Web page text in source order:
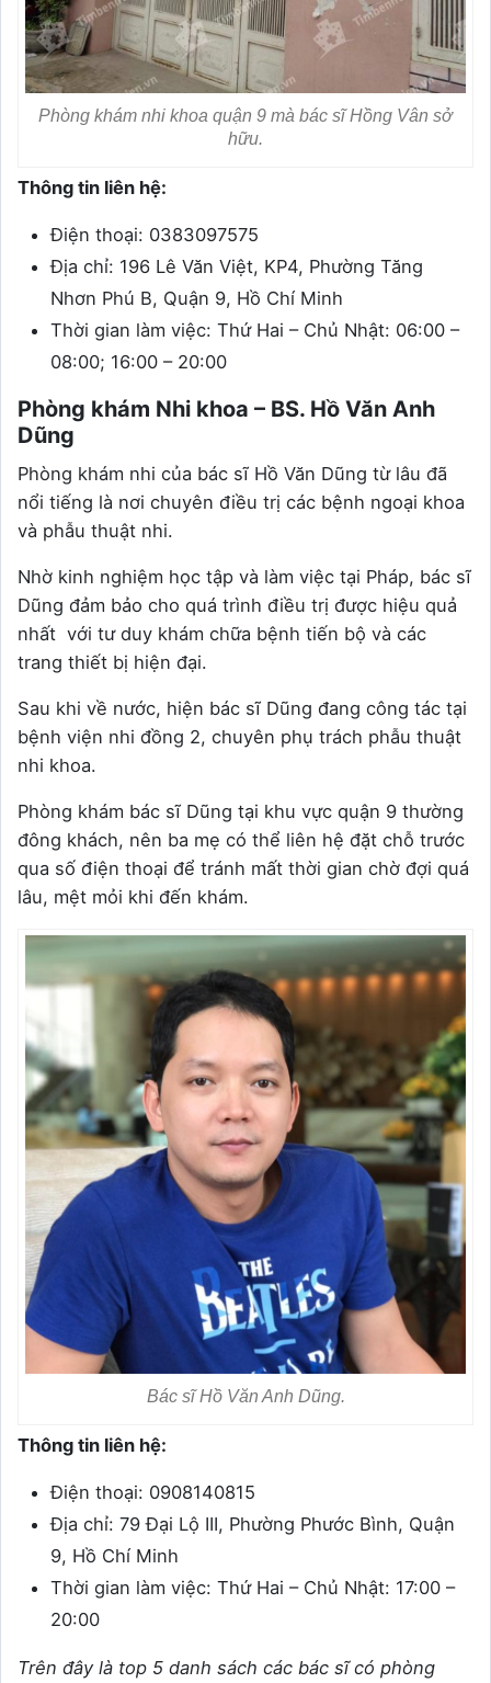
Phòng khám nhi khoa quận 9 mà bác sĩ Hồng Vân sở
hữu.
Thông tin liên hệ:
Điện thoại: 0383097575
Địa chỉ: 196 Lê Văn Việt, KP4, Phường Tăng
Nhơn Phú B, Quận 9, Hồ Chí Minh
Thời gian làm việc: Thứ Hai – Chủ Nhật: 06:00 –
08:00; 16:00 – 20:00
Phòng khám Nhi khoa – BS. Hồ Văn Anh
Dũng
Phòng khám nhi của bác sĩ Hồ Văn Dũng từ lâu đã
nổi tiếng là nơi chuyên điều trị các bệnh ngoại khoa
và phẫu thuật nhi.
Nhờ kinh nghiệm học tập và làm việc tại Pháp, bác sĩ
Dũng đảm bảo cho quá trình điều trị được hiệu quả
nhất với tư duy khám chữa bệnh tiến bộ và các
trang thiết bị hiện đại.
Sau khi về nước, hiện bác sĩ Dũng đang công tác tại
bệnh viện nhi đồng 2, chuyên phụ trách phẫu thuật
nhi khoa.
Phòng khám bác sĩ Dũng tại khu vực quận 9 thường
đông khách, nên ba mẹ có thể liên hệ đặt chỗ trước
qua số điện thoại để tránh mất thời gian chờ đợi quá
lâu, mệt mỏi khi đến khám.
Bác sĩ Hồ Văn Anh Dũng.
Thông tin liên hệ:
Điện thoại: 0908140815
Địa chỉ: 79 Đại Lộ III, Phường Phước Bình, Quận
9, Hồ Chí Minh
Thời gian làm việc: Thứ Hai – Chủ Nhật: 17:00 –
20:00
Trên đây là top 5 danh sách các bác sĩ có phòng